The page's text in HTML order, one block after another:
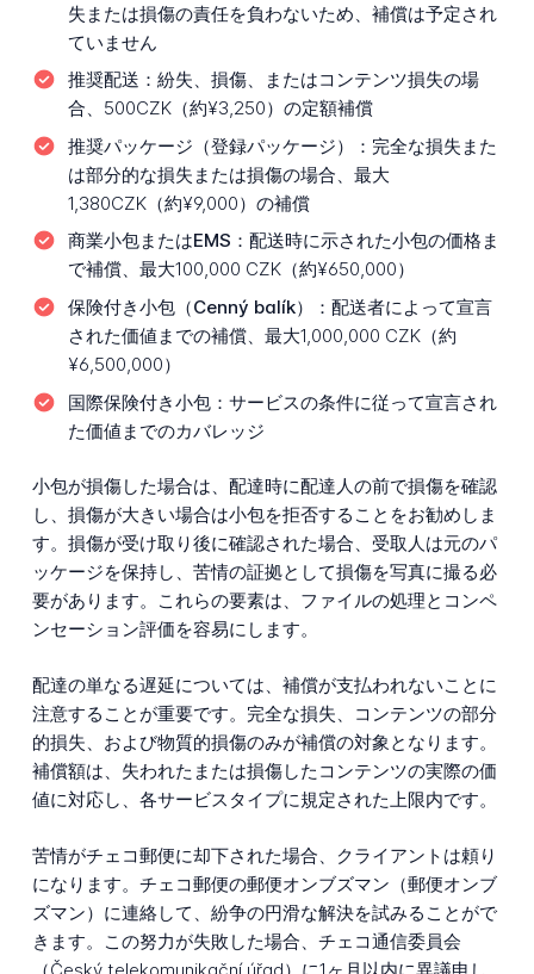
失または損傷の責任を負わないため、補償は予定され
ていません
推奨配送： 紛失、損傷、またはコンテンツ損失の場
合、500CZK（約¥3,250）の定額補償
推奨パッケージ（登録パッケージ）： 完全な損失また
は部分的な損失または損傷の場合、最大
1,380CZK（約¥9,000）の補償
商業小包またはEMS： 配送時に示された小包の価格ま
で補償、最大100,000 CZK（約¥650,000）
保険付き小包（Cenný balík）： 配送者によって宣言
された価値までの補償、最大1,000,000 CZK（約
¥6,500,000）
国際保険付き小包： サービスの条件に従って宣言され
た価値までのカバレッジ
小包が損傷した場合は、配達時に配達人の前で損傷を確認
し、損傷が大きい場合は小包を拒否することをお勧めしま
す。損傷が受け取り後に確認された場合、受取人は元のパ
ッケージを保持し、苦情の証拠として損傷を写真に撮る必
要があります。これらの要素は、ファイルの処理とコンペ
ンセーション評価を容易にします。
配達の単なる遅延については、補償が支払われないことに
注意することが重要です。完全な損失、コンテンツの部分
的損失、および物質的損傷のみが補償の対象となります。
補償額は、失われたまたは損傷したコンテンツの実際の価
値に対応し、各サービスタイプに規定された上限内です。
苦情がチェコ郵便に却下された場合、クライアントは頼り
になります。チェコ郵便の郵便オンブズマン（郵便オンブ
ズマン）に連絡して、紛争の円滑な解決を試みることがで
きます。この努力が失敗した場合、チェコ通信委員会
（Český telekomunikační úřad）に1ヶ月以内に異議申し